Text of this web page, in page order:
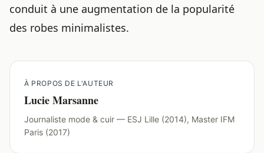
conduit à une augmentation de la popularité
des robes minimalistes.
À PROPOS DE L'AUTEUR
Lucie Marsanne
Journaliste mode & cuir — ESJ Lille (2014), Master IFM
Paris (2017)